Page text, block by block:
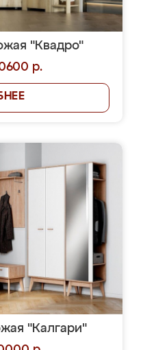
"Квадро"
р.
"Калгари"